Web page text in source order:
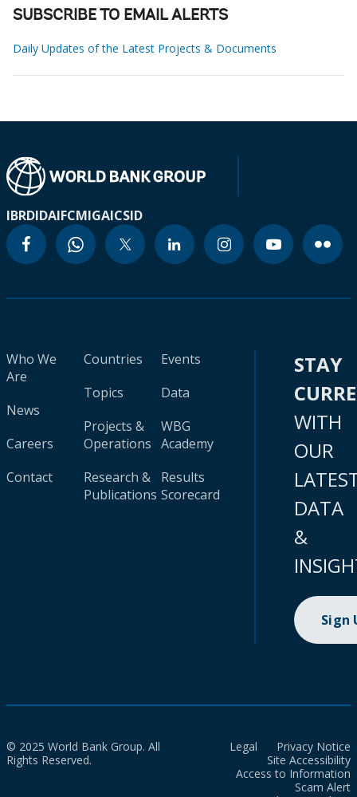
SUBSCRIBE TO EMAIL ALERTS
Daily Updates of the Latest Projects & Documents
IBRDIDAIFCMIGAICSID
Who We
Are
News
Careers
Contact
Countries
Topics
Projects &
Operations
Research &
Publications
Events
Data
WBG
Academy
Results
Scorecard
STAY
WITH
OUR
DATA
&
Sign
© 2025 World Bank Group. All
Rights Reserved.
Legal
Privacy Notice
Site Accessibility
Access to Information
Scam Alert